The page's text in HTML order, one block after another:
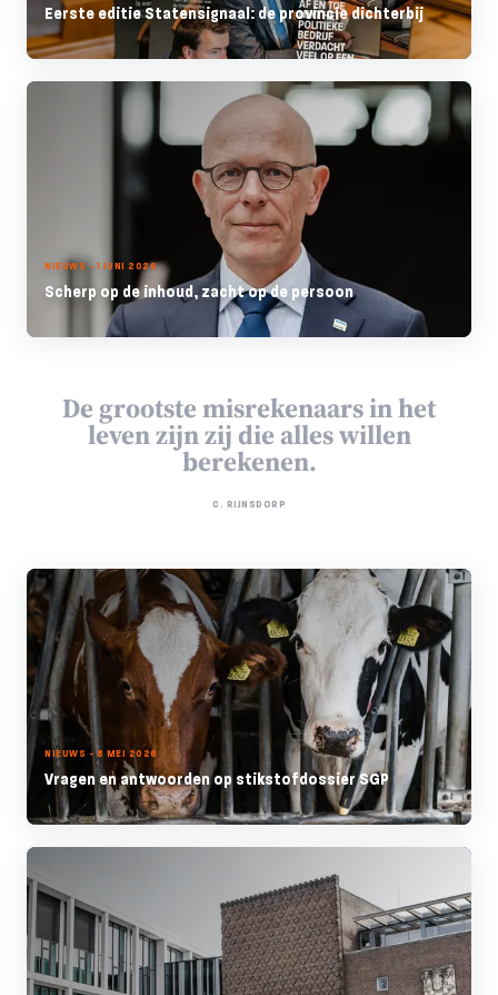
Eerste editie Statensignaal: de provincie dichterbij
NIEUWS - 1 JUNI 2026
Scherp op de inhoud, zacht op de persoon
De grootste misrekenaars in het
leven zijn zij die alles willen
berekenen.
C. RIJNSDORP
NIEUWS - 8 MEI 2026
Vragen en antwoorden op stikstofdossier SGP